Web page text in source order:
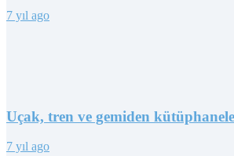
7 yıl ago
Uçak, tren ve gemiden
7 yıl ago